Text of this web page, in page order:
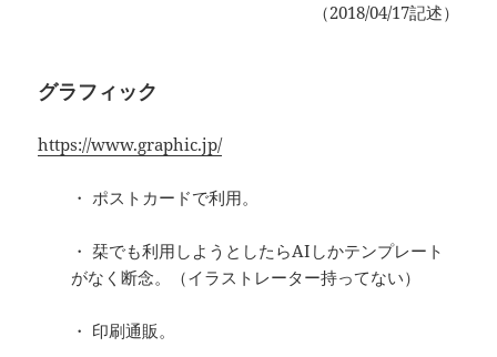
（2018/04/17記述）
グラフィック
https://www.graphic.jp/
・ ポストカードで利用。
・ 栞でも利用しようとしたらAIしかテンプレート
がなく断念。（イラストレーター持ってない）
・ 印刷通販。